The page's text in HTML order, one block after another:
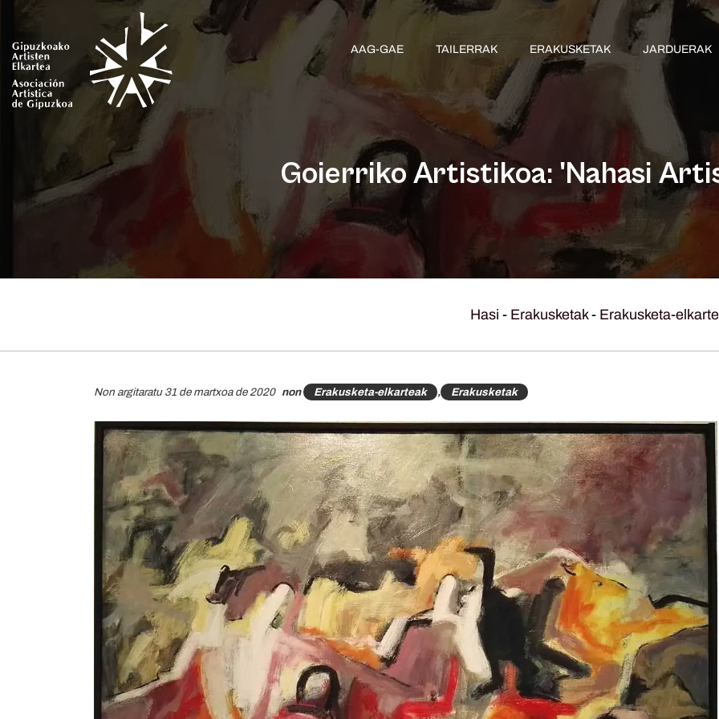
AAG-GAE TAILERRAK ERAKUSKETAK JARDUERAK
Goierriko Artistikoa: 'Nahasi
Hasi - Erakusketak- Erakusketa-
Non argitaratu 31 de martxoa de 2020 non Erakusketa-elkarteak , Erakusketak